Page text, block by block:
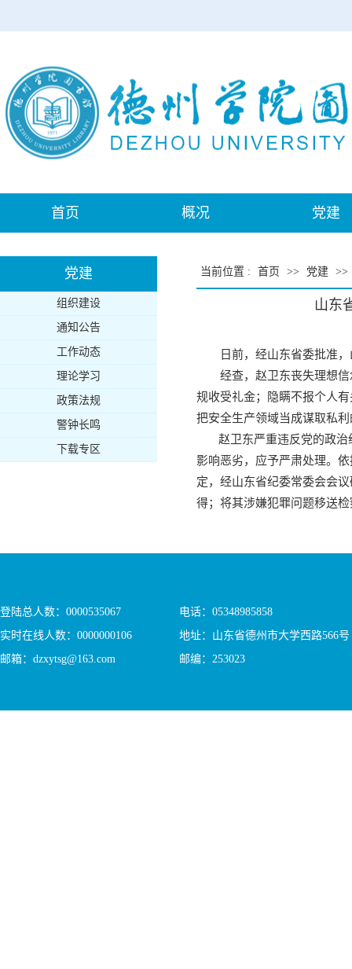
首页 概况 党建
党建
组织建设
通知公告
工作动态
理论学习
政策法规
警钟长鸣
下载专区
当前位置 : 首页 >> 党建 >>
山东
日前，经山东省委批准
经查，赵卫东丧失理想
规收受礼金；隐瞒不报个人
把安全生产领域当成谋取私
赵卫东严重违反党的政治
影响恶劣，应予严肃处理。
定，经山东省纪委常委会会
得；将其涉嫌犯罪问题移送
登陆总人数： 0000535067
实时在线人数： 0000000106
邮箱：dzxytsg@163.com
电话：05348985858
地址：山东省德州市大学西路566号
邮编：253023